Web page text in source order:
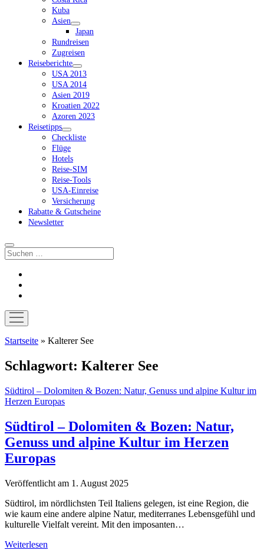
Kuba
Asien
Dropdown-
Menü
öffnen
Japan
Rundreisen
Zugreisen
Reiseberichte
Dropdown-
Menü
öffnen
USA 2013
USA 2014
Asien 2019
Kroatien 2022
Azoren 2023
Reisetipps
Dropdown-
Menü
öffnen
Checkliste
Flüge
Hotels
Reise-SIM
Reise-Tools
USA-Einreise
Versicherung
Rabatte & Gutscheine
Newsletter
Suchen
Menü
öffnen
Startseite » Kalterer See
Schlagwort: Kalterer See
Südtirol – Dolomiten & Bozen: Natur, Genuss und alpine Kultur im
Herzen Europas
Südtirol – Dolomiten & Bozen: Natur,
Genuss und alpine Kultur im Herzen
Europas
Veröffentlicht am 1. August 2025
Südtirol, im nördlichsten Teil Italiens gelegen, ist eine Region, die
wie kaum eine andere alpine Natur, mediterranes Lebensgefühl und
kulturelle Vielfalt vereint. Mit den imposanten…
Weiterlesen